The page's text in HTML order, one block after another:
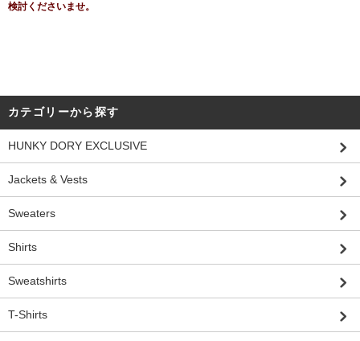
検討くださいませ。
カテゴリーから探す
HUNKY DORY EXCLUSIVE
Jackets & Vests
Sweaters
Shirts
Sweatshirts
T-Shirts